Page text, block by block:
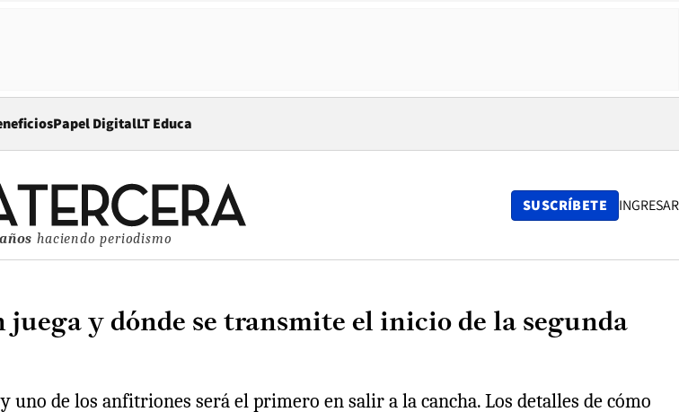
Papel DigitalOpens in new window
LT Educa
haciendo periodismo
SUSCRÍBETE INGRESAR
y dónde se transmite el inicio de la segunda
de los anfitriones será el primero en salir a la cancha. Los detalles de cómo